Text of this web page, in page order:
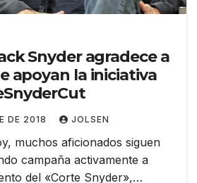
Snyder agradece a
apoyan la iniciativa
DE 2018 JOLSEN
muchos aficionados siguen
campaña activamente a
del «Corte Snyder»,…